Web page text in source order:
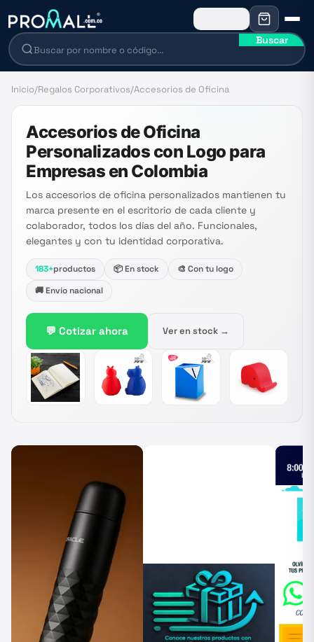
Buscar
Inicio/Regalos Corporativos/Accesorios de Oficina
Accesorios de Oficina
Personalizados con Logo para
Empresas en Colombia
Los accesorios de oficina personalizados mantienen tu
marca presente en el escritorio de cada cliente y
colaborador, todos los días del año. Funcionales,
elegantes y con tu identidad corporativa.
183+productos 📦 En stock
🎨 Con tu logo
🚚 Envío nacional
💬 Cotizar ahora Ver en stock →